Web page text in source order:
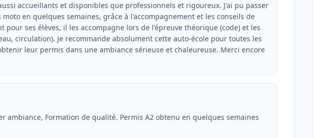
accueillants et disponibles que professionnels et rigoureux. J'ai pu passer
en quelques semaines, grâce à l'accompagnement et les conseils de
pour ses élèves, il les accompagne lors de l'épreuve théorique (code) et les
circulation). Je recommande absolument cette auto-école pour toutes les
leur permis dans une ambiance sérieuse et chaleureuse. Merci encore
ambiance, Formation de qualité. Permis A2 obtenu en quelques semaines